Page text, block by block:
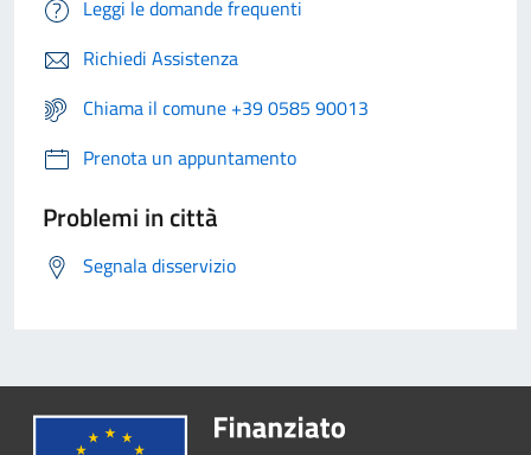
Leggi le domande frequenti
Richiedi Assistenza
Chiama il comune +39 0585 90013
Prenota un appuntamento
Problemi in città
Segnala disservizio